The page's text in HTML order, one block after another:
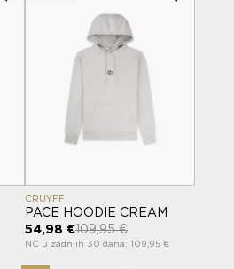
CRUYFF
PACE HOODIE CREAM
54,98 €109,95 €
NC u zadnjih 30 dana: 109,95 €